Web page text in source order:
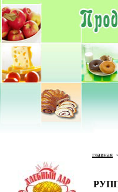
главная
РУПП